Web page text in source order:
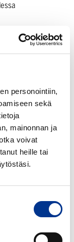
personointiin,
sekä
mainonnan ja
voivat
heille tai
ja öljyanalytiikka